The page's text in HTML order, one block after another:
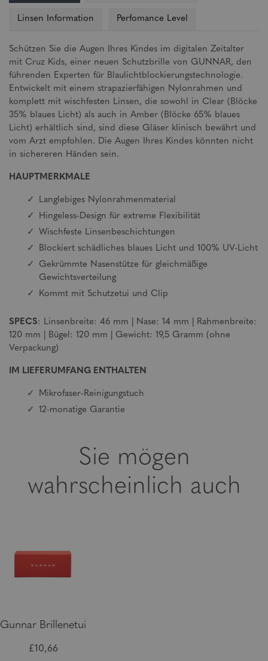
Linsen Information Perfomance Level
Schützen Sie die Augen Ihres Kindes im digitalen Zeitalter
mit Cruz Kids, einer neuen Schutzbrille von GUNNAR, den
führenden Experten für Blaulichtblockierungstechnologie.
Entwickelt mit einem strapazierfähigen Nylonrahmen und
komplett mit wischfesten Linsen, die sowohl in Clear (Blöcke
35% blaues Licht) als auch in Amber (Blöcke 65% blaues
Licht) erhältlich sind, sind diese Gläser klinisch bewährt und
vom Arzt empfohlen. Die Augen Ihres Kindes könnten nicht
in sichereren Händen sein.
HAUPTMERKMALE
Langlebiges Nylonrahmenmaterial
Hingeless-Design für extreme Flexibilität
Wischfeste Linsenbeschichtungen
Blockiert schädliches blaues Licht und 100% UV-Licht
Gekrümmte Nasenstütze für gleichmäßige
Gewichtsverteilung
Kommt mit Schutzetui und Clip
SPECS: Linsenbreite: 46 mm | Nase: 14 mm | Rahmenbreite:
120 mm | Bügel: 120 mm | Gewicht: 19,5 Gramm (ohne
Verpackung)
IM LIEFERUMFANG ENTHALTEN
Mikrofaser-Reinigungstuch
12-monatige Garantie
Sie mögen
wahrscheinlich auch
Gunnar Brillenetui
£10,66